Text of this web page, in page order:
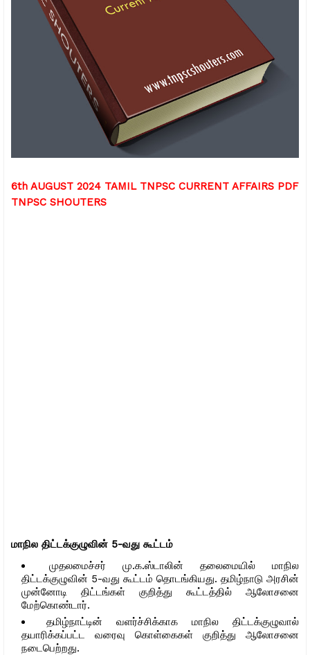
6th AUGUST 2024 TAMIL TNPSC CURRENT AFFAIRS PDF
TNPSC SHOUTERS
மாநில திட்டக்குழுவின் 5-வது கூட்டம்
முதலமைச்சர் மு.க.ஸ்டாலின் தலைமையில் மாநில
திட்டக்குழுவின் 5-வது கூட்டம் தொடங்கியது. தமிழ்நாடு அரசின்
முன்னோடி திட்டங்கள் குறித்து கூட்டத்தில் ஆலோசனை
மேற்கொண்டார்.
தமிழ்நாட்டின் வளர்ச்சிக்காக மாநில திட்டக்குழுவால்
தயாரிக்கப்பட்ட வரைவு கொள்கைகள் குறித்து ஆலோசனை
நடைபெற்றது.